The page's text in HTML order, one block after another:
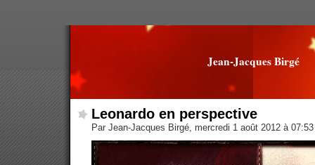
Jean-Jacques Birgé
Leonardo en perspective
Par Jean-Jacques Birgé, mercredi 1 août 2012 à